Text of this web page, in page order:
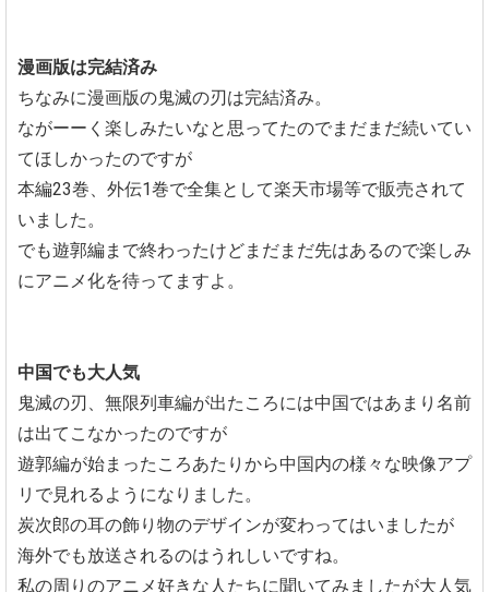
漫画版は完結済み
ちなみに漫画版の鬼滅の刃は完結済み。
ながーーく楽しみたいなと思ってたのでまだまだ続いてい
てほしかったのですが
本編23巻、外伝1巻で全集として楽天市場等で販売されて
いました。
でも遊郭編まで終わったけどまだまだ先はあるので楽しみ
にアニメ化を待ってますよ。
中国でも大人気
鬼滅の刃、無限列車編が出たころには中国ではあまり名前
は出てこなかったのですが
遊郭編が始まったころあたりから中国内の様々な映像アプ
リで見れるようになりました。
炭次郎の耳の飾り物のデザインが変わってはいましたが
海外でも放送されるのはうれしいですね。
私の周りのアニメ好きな人たちに聞いてみましたが大人気